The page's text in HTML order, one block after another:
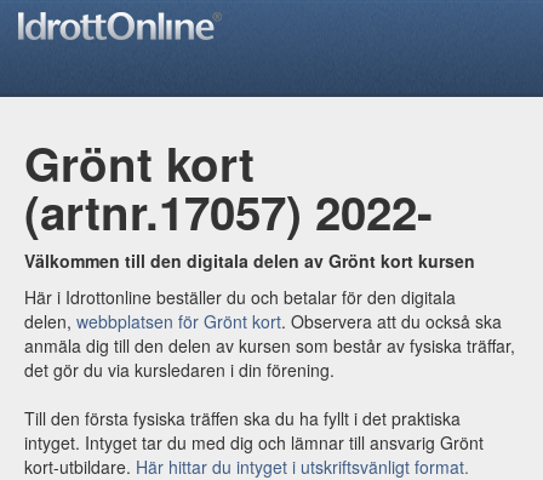
Grönt kort
(artnr.17057) 2022-
Välkommen till den digitala delen av Grönt kort kursen
Här i Idrottonline beställer du och betalar för den digitala
delen, webbplatsen för Grönt kort. Observera att du också ska
anmäla dig till den delen av kursen som består av fysiska träffar,
det gör du via kursledaren i din förening.
Till den första fysiska träffen ska du ha fyllt i det praktiska
intyget. Intyget tar du med dig och lämnar till ansvarig Grönt
kort-utbildare. Här hittar du intyget i utskriftsvänligt format.